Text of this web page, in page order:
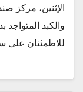
الإثنين، مركز
والكبد
للاطمئنان على